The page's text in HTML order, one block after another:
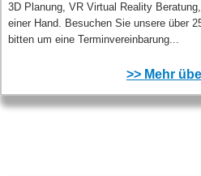
3D Planung, VR Virtual Reality
einer Hand. Besuchen Sie unsere über
bitten um eine Terminvereinbarung...
>> Mehr